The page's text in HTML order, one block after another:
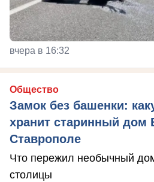
вчера в 16:32
Общество
Замок без башенки:
хранит старинный дом
Ставрополе
Что пережил необычный
столицы